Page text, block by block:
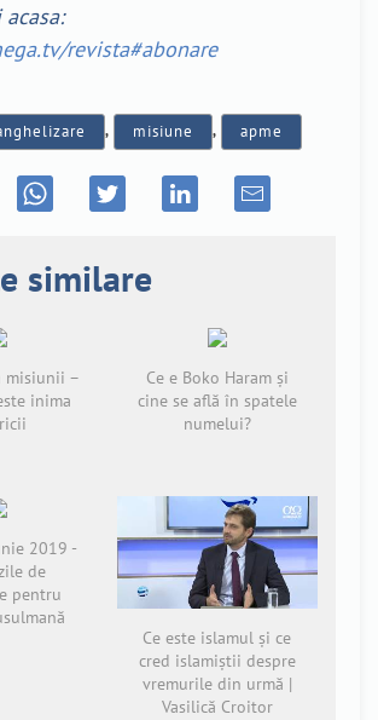
revista#abonare
, misiune , apme
similare
misiunii –
inima
Ce e Boko Haram și
cine se află în spatele
numelui?
2019 -
de
pentru
Ce este islamul și ce
cred islamiștii despre
vremurile din urmă |
Vasilică Croitor